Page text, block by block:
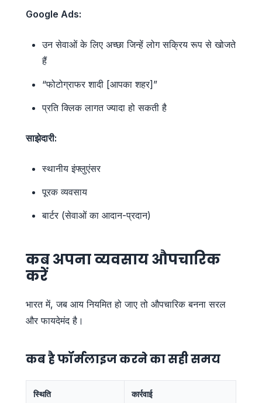
Google Ads:
उन सेवाओं के लिए अच्छा जिन्हें लोग सक्रिय रूप से खोजते
हैं
“फोटोग्राफर शादी [आपका शहर]”
प्रति क्लिक लागत ज्यादा हो सकती है
साझेदारी:
स्थानीय इंफ्लुएंसर
पूरक व्यवसाय
बार्टर (सेवाओं का आदान-प्रदान)
कब अपना व्यवसाय औपचारिक
करें
भारत में, जब आय नियमित हो जाए तो औपचारिक बनना सरल
और फायदेमंद है।
कब है फॉर्मलाइज करने का सही समय
स्थिति कार्रवाई